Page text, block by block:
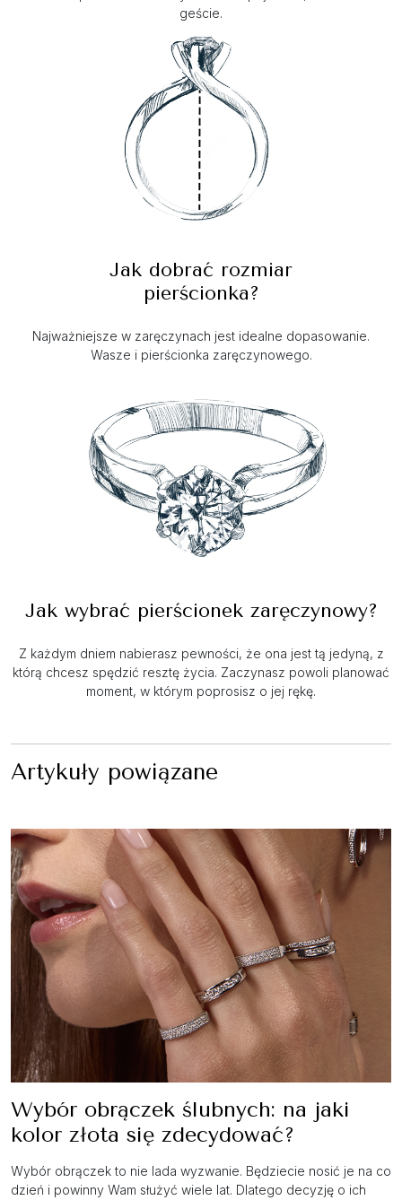
geście.
Jak dobrać rozmiar
pierścionka?
Najważniejsze w zaręczynach jest idealne dopasowanie.
Wasze i pierścionka zaręczynowego.
Jak wybrać pierścionek zaręczynowy?
Z każdym dniem nabierasz pewności, że ona jest tą jedyną, z
którą chcesz spędzić resztę życia. Zaczynasz powoli planować
moment, w którym poprosisz o jej rękę.
Artykuły powiązane
Wybór obrączek ślubnych: na jaki
kolor złota się zdecydować?
Wybór obrączek to nie lada wyzwanie. Będziecie nosić je na co
dzień i powinny Wam służyć wiele lat. Dlatego decyzję o ich